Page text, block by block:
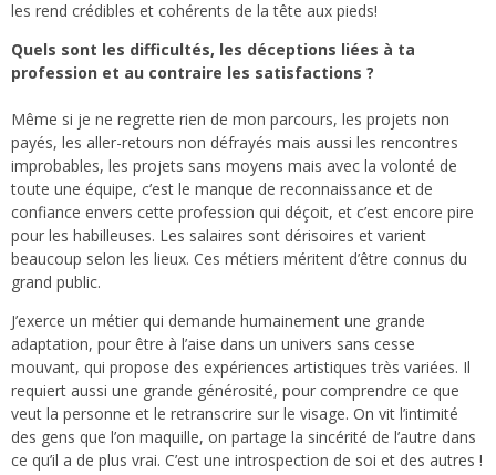
les rend crédibles et cohérents de la tête aux pieds!
Quels sont les difficultés, les déceptions liées à ta
profession et au contraire les satisfactions ?
Même si je ne regrette rien de mon parcours, les projets non
payés, les aller-retours non défrayés mais aussi les rencontres
improbables, les projets sans moyens mais avec la volonté de
toute une équipe, c’est le manque de reconnaissance et de
confiance envers cette profession qui déçoit, et c’est encore pire
pour les habilleuses. Les salaires sont dérisoires et varient
beaucoup selon les lieux. Ces métiers méritent d’être connus du
grand public.
J’exerce un métier qui demande humainement une grande
adaptation, pour être à l’aise dans un univers sans cesse
mouvant, qui propose des expériences artistiques très variées. Il
requiert aussi une grande générosité, pour comprendre ce que
veut la personne et le retranscrire sur le visage. On vit l’intimité
des gens que l’on maquille, on partage la sincérité de l’autre dans
ce qu’il a de plus vrai. C’est une introspection de soi et des autres !